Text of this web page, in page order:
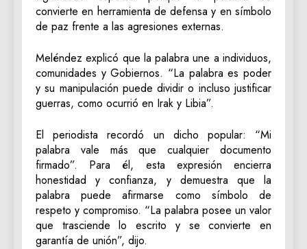
convierte en herramienta de defensa y en símbolo
de paz frente a las agresiones externas.
Meléndez explicó que la palabra une a individuos,
comunidades y Gobiernos. “La palabra es poder
y su manipulación puede dividir o incluso justificar
guerras, como ocurrió en Irak y Libia”.
El periodista recordó un dicho popular: “Mi
palabra vale más que cualquier documento
firmado”. Para él, esta expresión encierra
honestidad y confianza, y demuestra que la
palabra puede afirmarse como símbolo de
respeto y compromiso. “La palabra posee un valor
que trasciende lo escrito y se convierte en
garantía de unión”, dijo.